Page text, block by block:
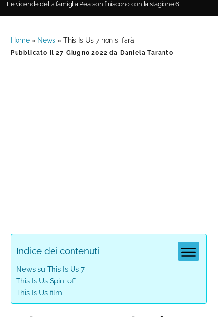
Le vicende della famiglia Pearson finiscono con la stagione 6
Home » News »This Is Us 7 non si farà
Pubblicato il27 Giugno 2022 da Daniela Taranto
Indice dei contenuti
News su This Is Us 7
This Is Us Spin-off
This Is Us film